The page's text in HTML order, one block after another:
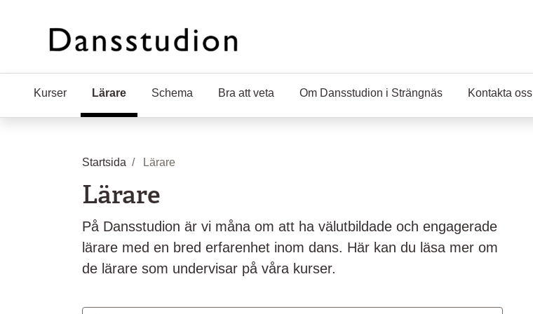
Kurser Lärare (Aktuell sida)
Schema Bra att veta Om Dansstudion i Strängnäs Kontakta oss
Startsida Lärare
Lärare
På Dansstudion är vi måna om att ha välutbildade och engagerade
lärare med en bred erfarenhet inom dans. Här kan du läsa mer om
de lärare som undervisar på våra kurser.